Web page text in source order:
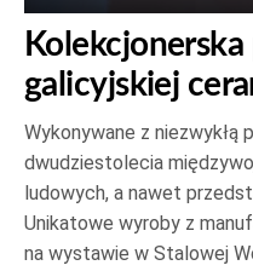
Kolekcjonerska
galicyjskiej
Wykonywane z niezwykłą
dwudziestolecia
ludowych, a nawet
Unikatowe wyroby z
na wystawie w Stalowej